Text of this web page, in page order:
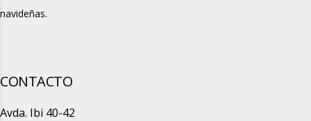
navideñas.
CONTACTO
Avda. Ibi 40-42